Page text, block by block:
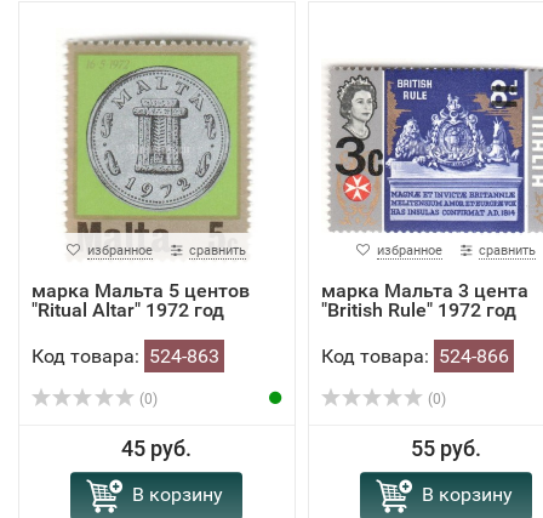
избранное сравнить
марка Мальта 5 центов
"Ritual Altar" 1972 год
Код товара: 524-863
(0)
45 руб.
В корзину
избранное сравнить
марка Мальта 3 цента
"British Rule" 1972 год
Код товара: 524-866
(0)
55 руб.
В корзину